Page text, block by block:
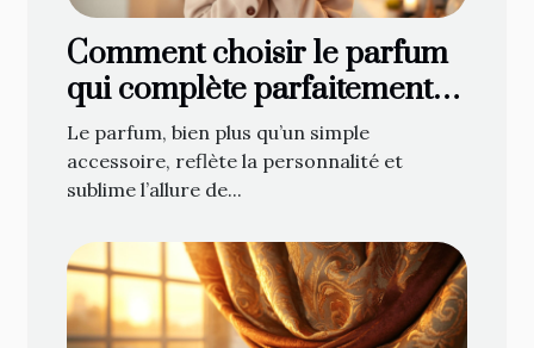
Comment choisir le parfum
qui complète parfaitement
votre style ?
Le parfum, bien plus qu’un simple
accessoire, reflète la personnalité et
sublime l’allure de...